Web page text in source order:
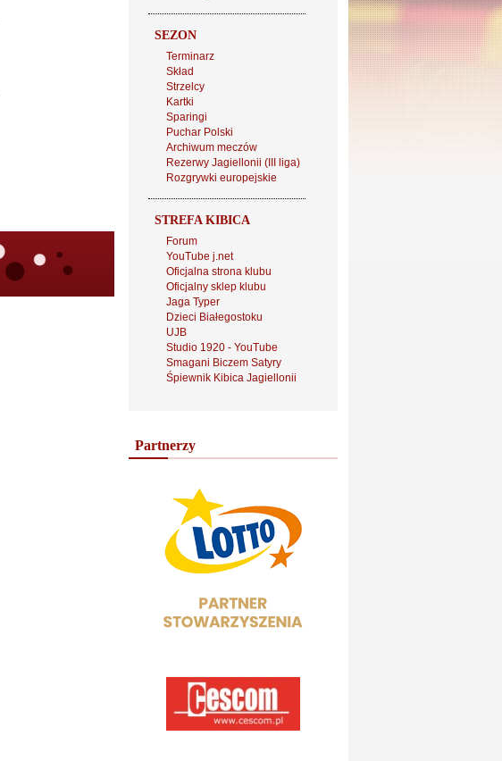
SEZON
Terminarz
Skład
Strzelcy
Kartki
Sparingi
Puchar Polski
Archiwum meczów
Rezerwy Jagiellonii (III liga)
Rozgrywki europejskie
STREFA KIBICA
Forum
YouTube j.net
Oficjalna strona klubu
Oficjalny sklep klubu
Jaga Typer
Dzieci Białegostoku
UJB
Studio 1920 - YouTube
Smagani Biczem Satyry
Śpiewnik Kibica Jagiellonii
Partnerzy